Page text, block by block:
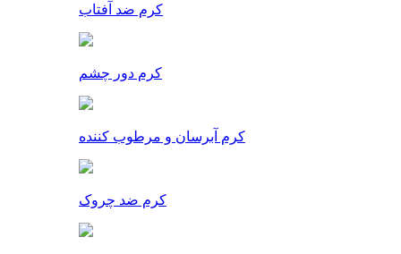
کرم ضد آفتاب
کرم دور چشم
کرم آبرسان و مرطوب کننده
کرم ضد چروک